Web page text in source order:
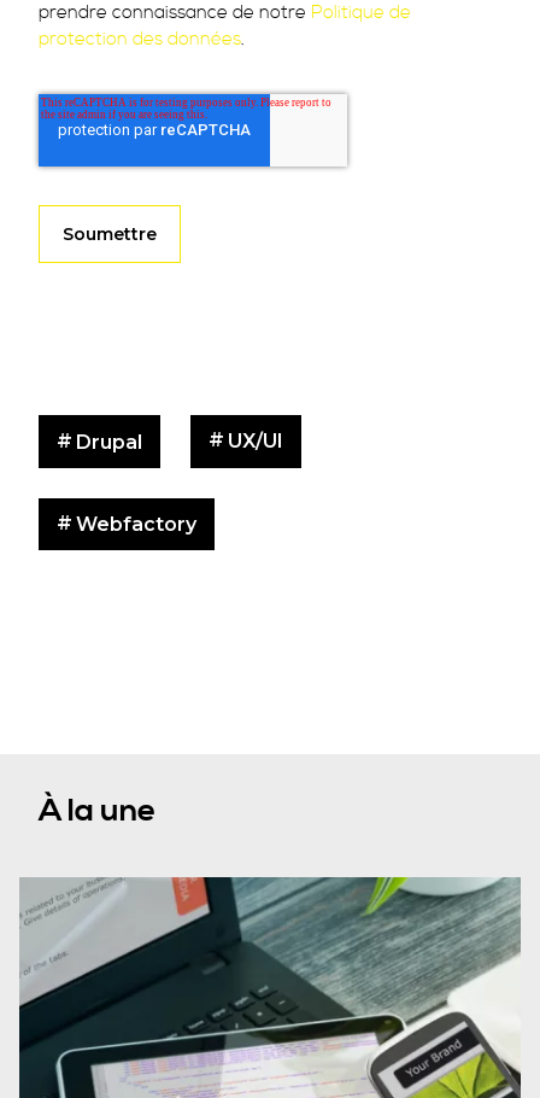
prendre connaissance de notre Politique de
protection des données.
Drupal UX/UI
Webfactory
À la une